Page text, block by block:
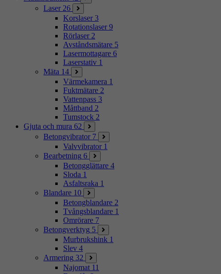
Laser 26
Korslaser 3
Rotationslaser 9
Rörlaser 2
Avståndsmätare 5
Lasermottagare 6
Laserstativ 1
Mäta 14
Värmekamera 1
Fuktmätare 2
Vattenpass 3
Måttband 2
Tumstock 2
Gjuta och mura 62
Betongvibrator 7
Valvvibrator 1
Bearbetning 6
Betongglättare 4
Sloda 1
Asfaltsraka 1
Blandare 10
Betongblandare 2
Tvångsblandare 1
Omrörare 7
Betongverktyg 5
Murbrukshink 1
Slev 4
Armering 32
Najomat 11